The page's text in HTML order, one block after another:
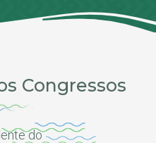
Congressos